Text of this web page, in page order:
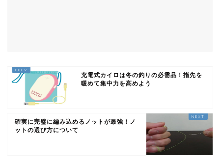
充電式カイロは冬の釣りの必需品！指先を
暖めて集中力を高めよう
確実に完璧に編み込めるノットが最強！ノ
ットの選び方について